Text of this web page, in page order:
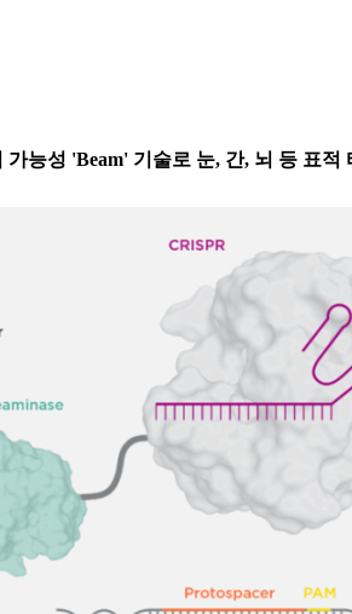
능성 'Beam' 기술로 눈, 간, 뇌 등 표적